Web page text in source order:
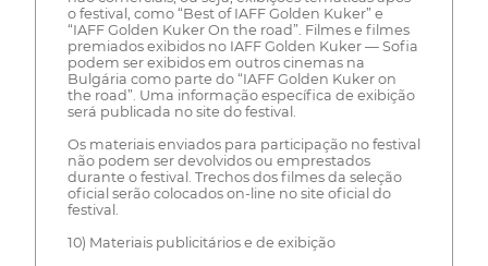
o festival, como “Best of IAFF Golden Kuker” e
“IAFF Golden Kuker On the road”. Filmes e filmes
premiados exibidos no IAFF Golden Kuker — Sofia
podem ser exibidos em outros cinemas na
Bulgária como parte do “IAFF Golden Kuker on
the road”. Uma informação específica de exibição
será publicada no site do festival.
Os materiais enviados para participação no festival
não podem ser devolvidos ou emprestados
durante o festival. Trechos dos filmes da seleção
oficial serão colocados on-line no site oficial do
festival.
10) Materiais publicitários e de exibição